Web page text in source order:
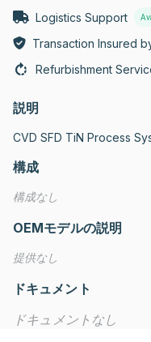
Logistics Support
Transaction Insured
Refurbishment
説明
CVD SFD TiN Process
構成
構成なし
OEMモデルの説明
提供なし
ドキュメント
ドキュメントなし